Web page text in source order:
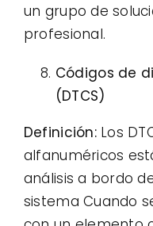
un grupo de
profesional.
Códigos de
(DTCS)
Definición:Los
alfanuméricos
análisis a bordo
sistema Cuando